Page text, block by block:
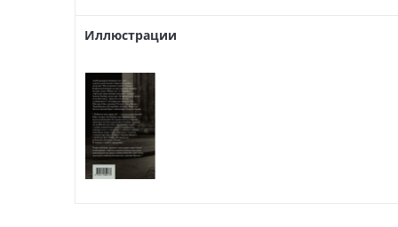
Иллюстрации